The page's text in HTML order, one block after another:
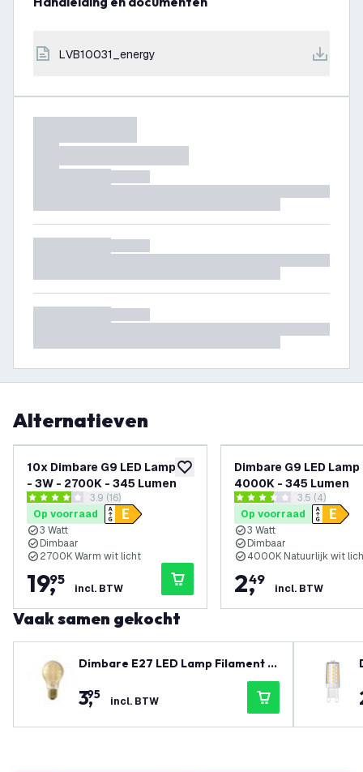
LVB10031_energy
Alternatieven
toevoegen aan verlanglijst
10x Dimbare G9 LED Lampen
- 3W - 2700K - 345 Lumen
reviews drawer openen
3.9 score sterren3.9 (16)
Op voorraad
3 Watt
Dimbaar
2700K Warm wit licht
19,
95
incl. BTW
Dimbare G9 LED
4000K - 345 Lumen
reviews
3.5 score sterren3.5 (4)
Op voorraad
3 Watt
Dimbaar
4000K Natuurlijk wit
2,
49
incl. BTW
Vaak samen gekocht
Dimbare E27 LED Lamp Filament -
3,
95 incl. BTW